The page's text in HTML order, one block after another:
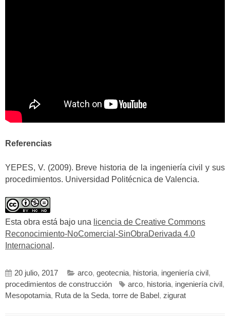
Referencias
YEPES, V. (2009). Breve historia de la ingeniería civil y sus
procedimientos. Universidad Politécnica de Valencia.
Esta obra está bajo una licencia de Creative Commons
Reconocimiento-NoComercial-SinObraDerivada 4.0
Internacional .
20 julio, 2017 arco, geotecnia, historia, ingeniería civil ,
procedimientos de construcción
arco, historia, ingeniería civil ,
Mesopotamia, Ruta de la Seda, torre de Babel , zigurat